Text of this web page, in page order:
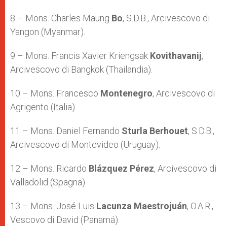
8 – Mons. Charles Maung Bo, S.D.B., Arcivescovo di
Yangon (Myanmar).
9 – Mons. Francis Xavier Kriengsak Kovithavanij,
Arcivescovo di Bangkok (Thailandia).
10 – Mons. Francesco Montenegro, Arcivescovo di
Agrigento (Italia).
11 – Mons. Daniel Fernando Sturla Berhouet, S.D.B.,
Arcivescovo di Montevideo (Uruguay).
12 – Mons. Ricardo Blázquez Pérez, Arcivescovo di
Valladolid (Spagna).
13 – Mons. José Luis Lacunza Maestrojuán, O.A.R.,
Vescovo di David (Panamá).